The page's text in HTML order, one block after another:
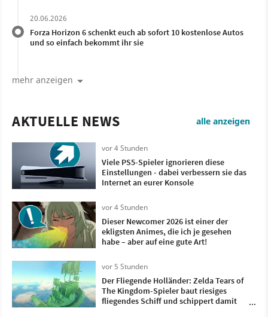
20.06.2026
Forza Horizon 6 schenkt euch ab sofort 10 kostenlose Autos
und so einfach bekommt ihr sie
mehr anzeigen
AKTUELLE NEWS alle anzeigen
vor 4 Stunden
Viele PS5-Spieler ignorieren diese
Einstellungen - dabei verbessern sie das
Internet an eurer Konsole
vor 4 Stunden
Dieser Newcomer 2026 ist einer der
ekligsten Animes, die ich je gesehen
habe – aber auf eine gute Art!
vor 5 Stunden
Der Fliegende Holländer: Zelda Tears of
The Kingdom-Spieler baut riesiges
fliegendes Schiff und schippert damit